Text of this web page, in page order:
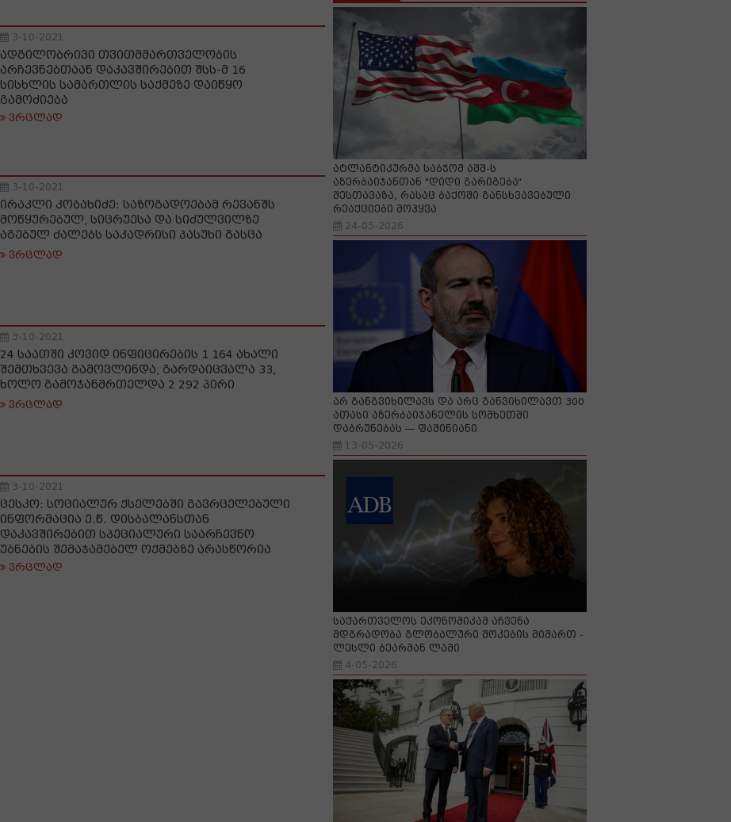
3-10-2021
ადგილობრივი თვითმმართველობის
არჩევნებთაან დაკავშირებით შსს-მ 16
სისხლის სამართლის საქმეზე დაიწყო
გამოძიება
ვრცლად
3-10-2021
ირაკლი კობახიძე: საზოგადოებამ რევანშს
მოწყურებულ, სიცრუესა და სიძულვილზე
აგებულ ძალებს საკადრისი პასუხი გასცა
ვრცლად
3-10-2021
24 საათში კოვიდ ინფიცირების 1 164 ახალი
შემთხვევა გამოვლინდა, გარდაიცვალა 33,
ხოლო გამოჯანმრთელდა 2 292 პირი
ვრცლად
3-10-2021
ცესკო: სოციალურ ქსელებში გავრცელებული
ინფორმაცია ე.წ. დისბალანსთან
დაკავშირებით სპეციალური საარჩევნო
უბნების შემაჯამებელ ოქმებზე არასწორია
ვრცლად
ატლანტიკურმა საბჭომ აშშ-ს
აზერბაიჯანთან "დიდი გარიგება“
შესთავაზა, რასაც ბაქოში განსხვავებული
რეაქციები მოჰყვა
24-05-2026
არ განგვიხილავს და არც განვიხილავთ 300
ათასი აზერბაიჯანელის სომხეთში
დაბრუნებას — ფაშინიანი
13-05-2026
საქართველოს ეკონომიკამ აჩვენა
მდგრადობა გლობალური შოკების მიმართ -
ლესლი ბეარმან ლამი
4-05-2026